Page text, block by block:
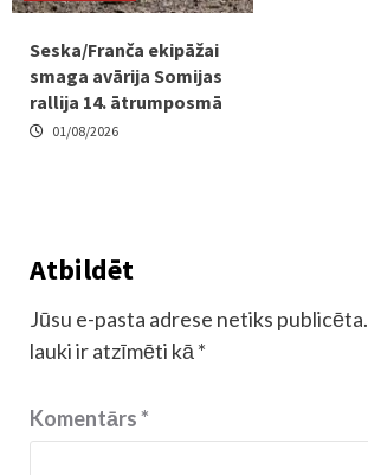
Seska/Franča ekipāžai
smaga avārija Somijas
rallija 14. ātrumposmā
01/08/2026
Atbildēt
Jūsu e-pasta adrese netiks publicēta.
lauki ir atzīmēti kā *
Komentārs*